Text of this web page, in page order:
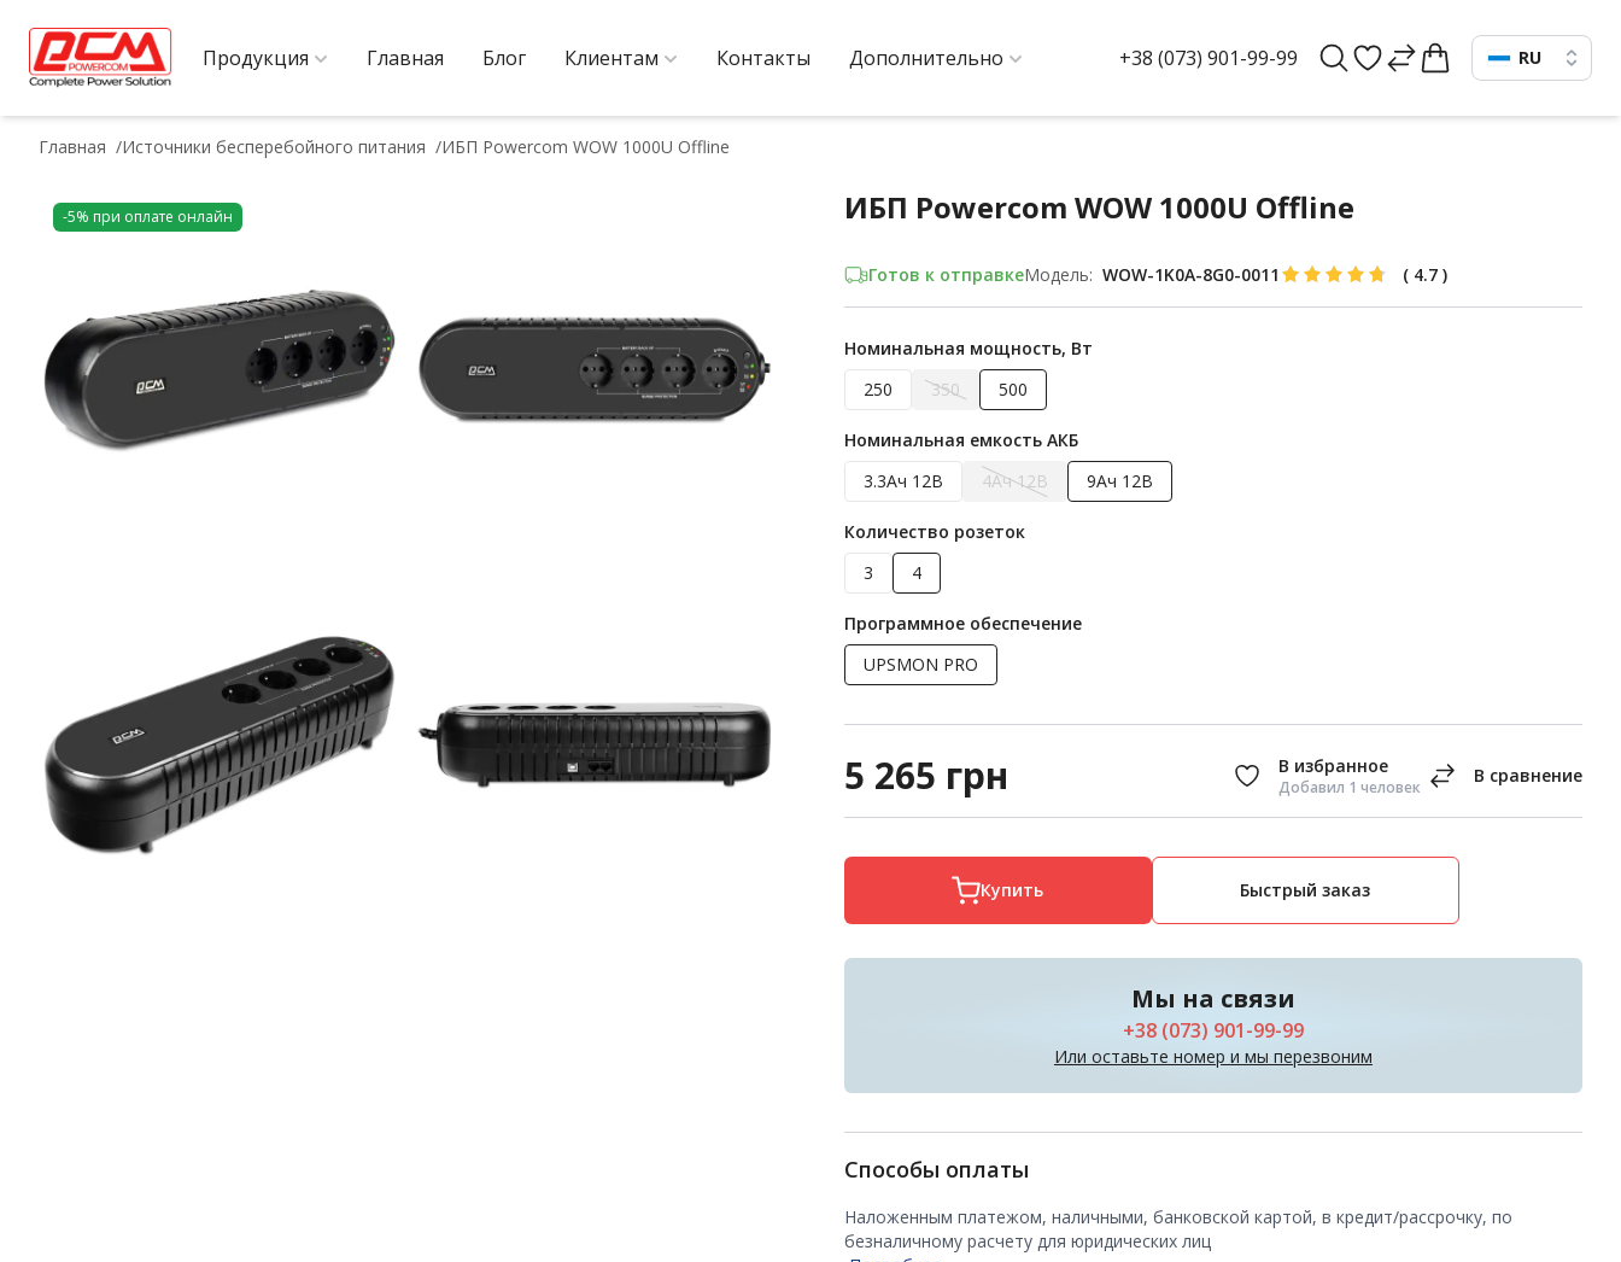
Продукция Главная Блог Клиентам Контакты Дополнительно +38 (073) 901-99-99 RU
Главная Источники бесперебойного питания ИБП Powercom WOW 1000U Offline
-5% при оплате онлайн ИБП Powercom WOW 1000U Offline
Готов к отправкеМодель: WOW-1K0A-8G0-0011 ( 4.7 )
Номинальная мощность, Вт
250
350 500
Номинальная емкость АКБ
3.3Ач 12В
4Ач 12В 9Ач 12В
Количество розеток
3
4
Программное обеспечение
UPSMON PRO
5 265 грн Добавил 1 человек
Купить Быстрый заказ
Мы на связи
+38 (073) 901-99-99
Или оставьте номер и мы перезвоним
Способы оплаты
Наложенным платежом, наличными, банковской картой, в кредит/рассрочку, по
безналичному расчету для юридических лиц